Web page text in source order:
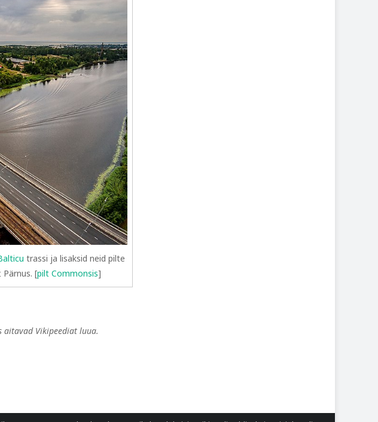
trassi ja lisaksid neid pilte
[pilt Commonsis]
aitavad Vikipeediat luua.